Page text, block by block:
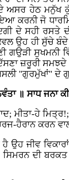
ਦੇ ਅਸਰ ਹੇਠ
ਕਰਨੀ ਜੋ
ਦੇ ਸਹੀ ਰਸਤੇ
ਉਹ ਹੀ
ਸੁਖਮਨੀ
ਜ਼ਰੂਰੀ ਸਮਝਦੇ
"ਗੁਰਮੁੱਖਾਂ" ਦੇ
॥ ਸਾਧ ਜਨਾ
ਹੇ ਮਿਤ੍ਰ!;
ਕਰਨ
ਜੀਵ
ਸਿਮਰਨ ਦੀ